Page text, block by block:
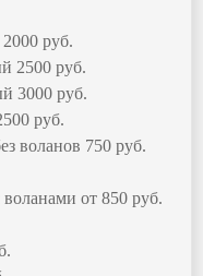
руб.
2500 руб.
3000 руб.
руб.
воланов 750 руб.
от 850 руб.